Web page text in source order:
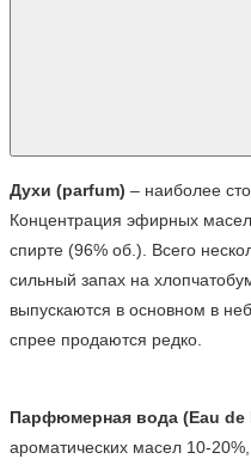
Духи (parfum) – наиболее
Концентрация эфирных
спирте (96% об.). Всего
сильный запах на
выпускаются в основном в
спрее продаются редко.
Парфюмерная вода (Eau de
ароматических масел 10-